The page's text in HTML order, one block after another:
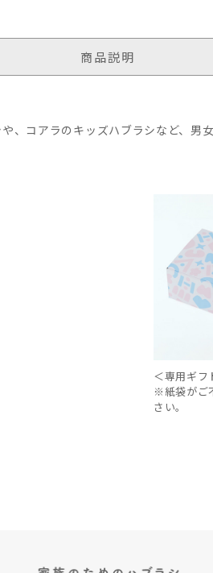
商品説明
、コアラのキッズハブラシなど、男
＜専用ギフ
※紙袋がご
さい。